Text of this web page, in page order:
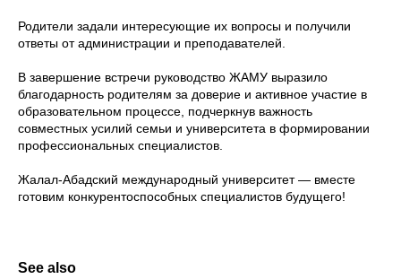
Родители задали интересующие их вопросы и получили
ответы от администрации и преподавателей.
В завершение встречи руководство ЖАМУ выразило
благодарность родителям за доверие и активное участие в
образовательном процессе, подчеркнув важность
совместных усилий семьи и университета в формировании
профессиональных специалистов.
Жалал-Абадский международный университет — вместе
готовим конкурентоспособных специалистов будущего!
See also